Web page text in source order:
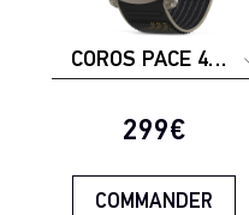
COROS PACE 4
JAKOB
Prix actuel:
299€
COMMANDER